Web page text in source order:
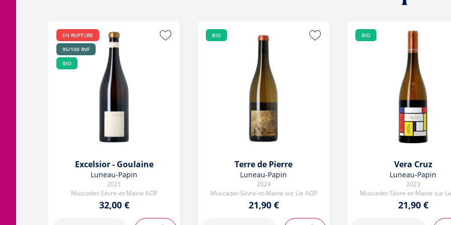
EN RUPTURE
95/100 RVF
BIO
Excelsior - Goulaine
Luneau-Papin
2021
Muscadet-Sèvre-et-Maine AOP
32,00 €
BIO
Terre de Pierre
Luneau-Papin
2024
Muscadet-Sèvre-et-Maine sur Lie AOP
21,90 €
BIO
Vera Cruz
Luneau-Papin
2023
Muscadet-Sèvre-et-Maine sur
21,90 €